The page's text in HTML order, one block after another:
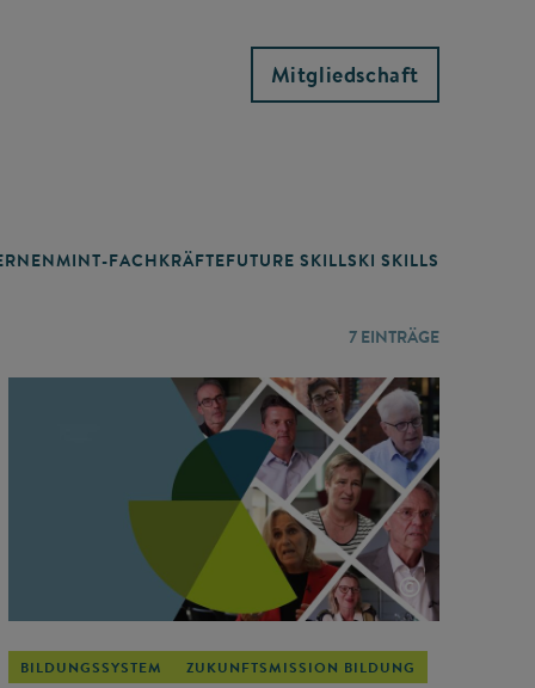
Mitgliedschaft
MINT-FACHKRÄFTEFUTURE SKILLSKI SKILLS
7 EINTRÄGE
©
BILDUNGSSYSTEM ZUKUNFTSMISSION BILDUNG